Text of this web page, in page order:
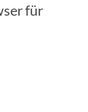
für